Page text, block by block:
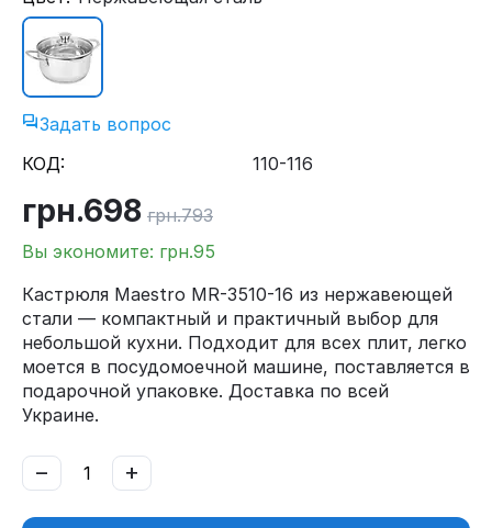
Задать вопрос
КОД:
110-116
грн.698 грн.793
Вы экономите: грн.95
Кастрюля Maestro MR-3510-16 из нержавеющей
стали — компактный и практичный выбор для
небольшой кухни. Подходит для всех плит, легко
моется в посудомоечной машине, поставляется в
подарочной упаковке. Доставка по всей
Украине.
+
−